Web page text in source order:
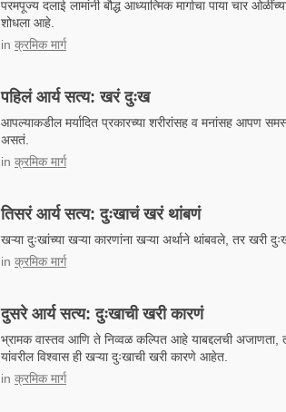
परमपूज्य दलाई लामांनी बौद्ध आध्यात्मिक मार्गाचा पाया चार
शोधला आहे.
in क्रमिक मार्ग
पहिलं आर्य सत्य: खरं दुःख
आपल्याकडील मर्यादित प्रकारच्या शरीरांसह व मनांसह आपण
असतं.
in क्रमिक मार्ग
तिसरं आर्य सत्य: दुःखाचं खरं थांबणं
खऱ्या दुःखांच्या खऱ्या कारणांना खऱ्या अर्थाने थांबवले, तर खरी
in क्रमिक मार्ग
दुसरे आर्य सत्य: दुःखाची खरी कारणं
भ्रामक वास्तव आणि ते निव्वळ कल्पित आहे याबद्दलची अजाणता,
यांवरील विश्वास ही खऱ्या दुःखाची खरी कारणे आहेत.
in क्रमिक मार्ग